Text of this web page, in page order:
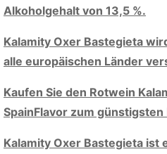
Alkoholgehalt von 13,5 %.
Kalamity Oxer Bastegieta
alle europäischen Länder
Kaufen Sie den Rotwein
SpainFlavor zum günstigsten
Kalamity Oxer Bastegieta ist